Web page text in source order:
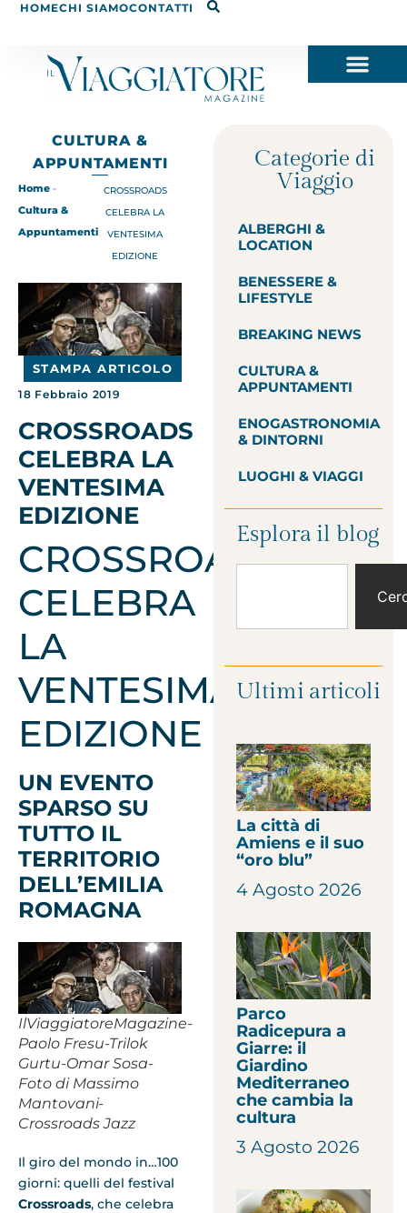
HOMECHI SIAMOCONTATTI
CULTURA &
APPUNTAMENTI
Home -
Cultura &
Appuntamenti
CROSSROADS
CELEBRA LA
VENTESIMA
EDIZIONE
STAMPA ARTICOLO
18 Febbraio 2019
CROSSROADS
CELEBRA LA
VENTESIMA
EDIZIONE
CROSSROADS
CELEBRA
LA
VENTESIMA
EDIZIONE
UN EVENTO
SPARSO SU
TUTTO IL
TERRITORIO
DELL’EMILIA
ROMAGNA
IlViaggiatoreMagazine-
Paolo Fresu-Trilok
Gurtu-Omar Sosa-
Foto di Massimo
Mantovani-
Crossroads Jazz
Il giro del mondo in…100
giorni: quelli del festival
Crossroads, che celebra
Categorie di
Viaggio
ALBERGHI &
LOCATION
BENESSERE &
LIFESTYLE
BREAKING NEWS
CULTURA &
APPUNTAMENTI
ENOGASTRONOMIA
& DINTORNI
LUOGHI & VIAGGI
Esplora il blog
Ultimi articoli
La città di
Amiens e il suo
“oro blu”
4 Agosto 2026
Parco
Radicepura a
Giarre: il
Giardino
Mediterraneo
che cambia la
cultura
3 Agosto 2026